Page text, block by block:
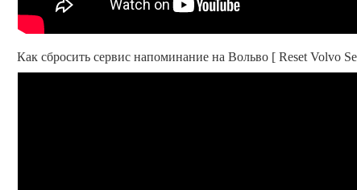
Как сбросить сервис напоминание на Вольво [ Reset Volvo